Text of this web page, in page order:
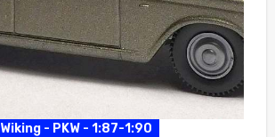
Wiking - PKW - 1:87-1:90